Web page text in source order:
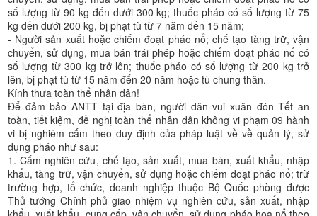
số lượng từ 90 kg đến dưới 300 kg; thuốc pháo có số lượng từ 75
kg đến dưới 200 kg, bị phạt tù từ 7 năm đến 15 năm;
- Người sản xuất hoặc chiếm đoạt pháo nổ; chế tạo tàng trữ, vận
chuyển, sử dụng, mua bán trái phép hoặc chiếm đoạt pháo nổ có
số lượng từ 300 kg trở lên; thuốc pháo có số lượng từ 200 kg trở
lên, bị phạt tù từ 15 năm đến 20 năm hoặc tù chung thân.
Kính thưa toàn thể nhân dân!
Để đảm bảo ANTT tại địa bàn, người dân vui xuân đón Tết an
toàn, tiết kiệm, đề nghị toàn thể nhân dân không vi phạm 09 hành
vi bị nghiêm cấm theo duy định của pháp luật về về quản lý, sử
dụng pháo như sau:
1. Cấm nghiên cứu, chế tạo, sản xuất, mua bán, xuất khẩu, nhập
khẩu, tàng trữ, vận chuyển, sử dụng hoặc chiếm đoạt pháo nổ; trừ
trường hợp, tổ chức, doanh nghiệp thuộc Bộ Quốc phòng được
Thủ tướng Chính phủ giao nhiệm vụ nghiên cứu, sản xuất, nhập